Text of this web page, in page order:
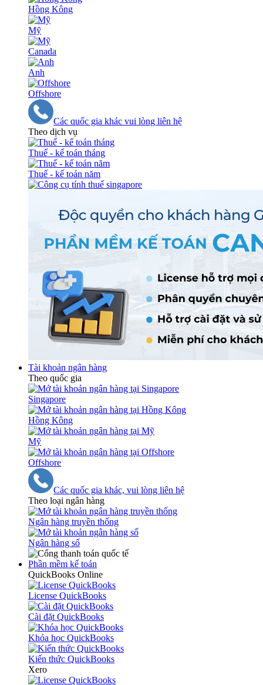
Hồng Kông
Mỹ
Canada
Anh
Offshore
Các quốc gia khác vui lòng liên hệ
Theo dịch vụ
Thuế - kế toán tháng
Thuế - kế toán năm
Tài khoản ngân hàng
Theo quốc gia
Singapore
Hồng Kông
Mỹ
Offshore
Các quốc gia khác, vui lòng liên hệ
Theo loại ngân hàng
Ngân hàng truyền thống
Ngân hàng số
Phần mềm kế toán
QuickBooks Online
License QuickBooks
Cài đặt QuickBooks
Khóa học QuickBooks
Kiến thức QuickBooks
Xero